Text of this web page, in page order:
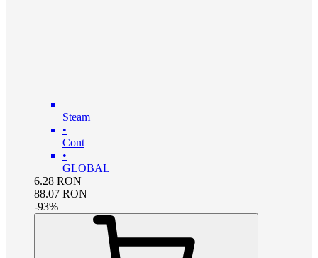
Steam
•
Cont
•
GLOBAL
6.28 RON
88.07 RON
-93%